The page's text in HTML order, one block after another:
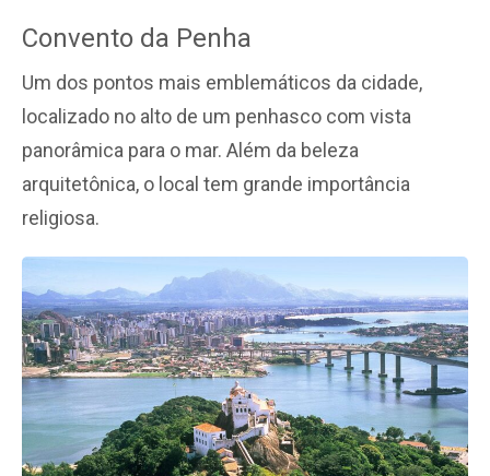
Convento da Penha
Um dos pontos mais emblemáticos da cidade,
localizado no alto de um penhasco com vista
panorâmica para o mar. Além da beleza
arquitetônica, o local tem grande importância
religiosa.